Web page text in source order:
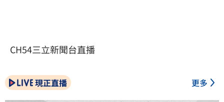
CH54三立新聞台直播
現正直播 更多